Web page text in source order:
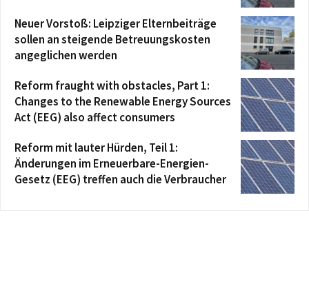
Neuer Vorstoß: Leipziger Elternbeiträge
sollen an steigende Betreuungskosten
angeglichen werden
Reform fraught with obstacles, Part 1:
Changes to the Renewable Energy Sources
Act (EEG) also affect consumers
Reform mit lauter Hürden, Teil 1:
Änderungen im Erneuerbare-Energien-
Gesetz (EEG) treffen auch die Verbraucher